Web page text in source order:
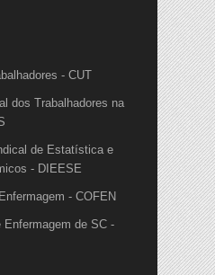
- CUT
dos Trabalhadores na
de Estatística e
- DIEESE
- COFEN
Enfermagem de SC -